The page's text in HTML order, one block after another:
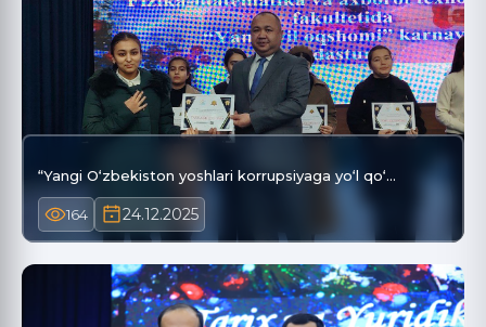
“Yangi O‘zbekiston yoshlari korrupsiyaga yo‘l qo‘…
164 24.12.2025